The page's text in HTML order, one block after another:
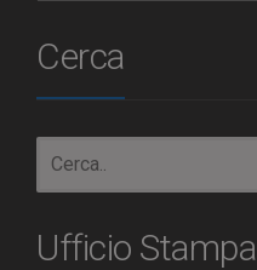
Cerca
Ufficio Stampa